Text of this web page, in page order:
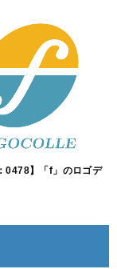
0478】「f」のロゴデ